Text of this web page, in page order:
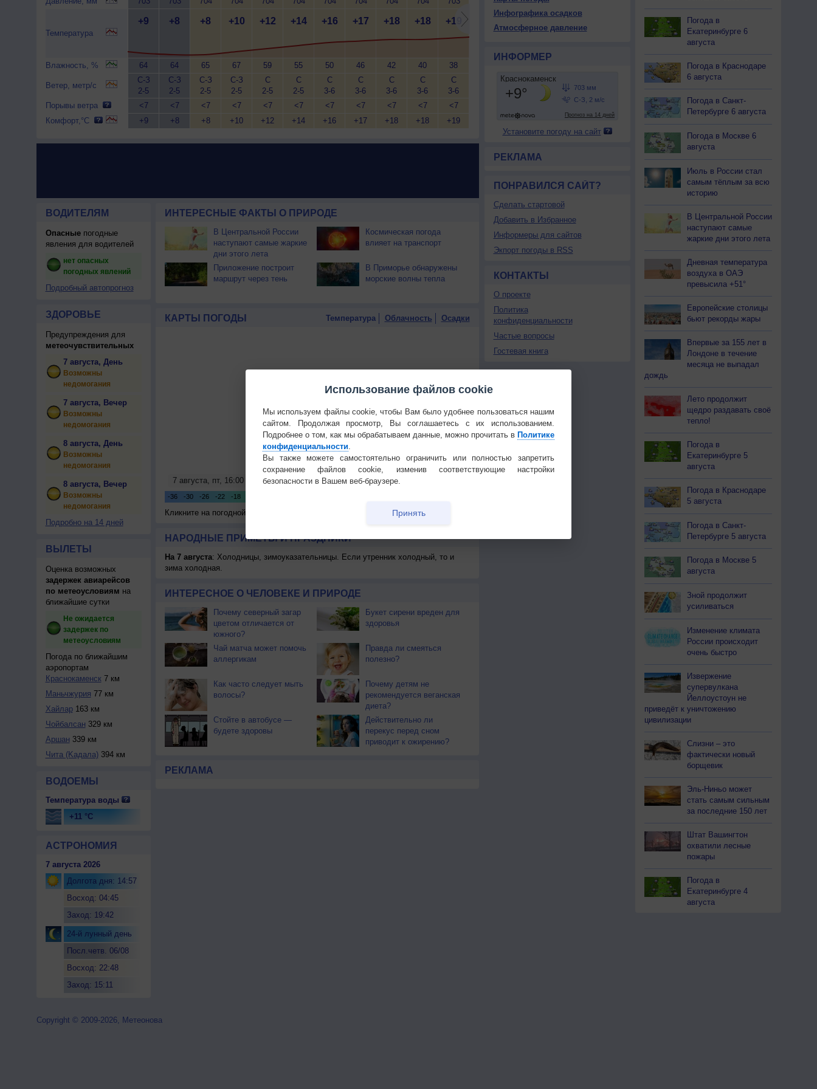
Температура
Влажность, %
Ветер, метр/с
Порывы ветра
Комфорт,°C
+9
64
С-З
2-5
<7
+9
+8
64
С-З
2-5
<7
+8
+8
65
С-З
2-5
<7
+8
+10
67
С-З
2-5
<7
+10
+12
59
С
2-5
<7
+12
+14
55
С
2-5
<7
+14
+16
50
С
3-6
<7
+16
+17
46
С
3-6
<7
+17
+18
42
С
3-6
<7
+18
+18
40
С
3-6
<7
+18
+19
38
С
3-6
<7
+19
+20
С
2-5
+20
С
2-5
1-3
+20
+19
+16
+14
55
Ю-В
<7
+14
+13
58
Ю-В
<7
60
<7
62
ВОДИТЕЛЯМ
Опасныепогодные
явления для водителей
нет опасных
погодных явлений
Подробный автопрогноз
ЗДОРОВЬЕ
Предупреждения для
метеочувствительных
7 августа, День
Возможны
недомогания
7 августа, Вечер
Возможны
недомогания
8 августа, День
Возможны
недомогания
8 августа, Вечер
Возможны
недомогания
Подробно на 14 дней
ВЫЛЕТЫ
Оценка возможных
задержек авиарейсов
по метеоусловиям на
ближайшие сутки
Не ожидается
задержек по
метеоусловиям
Погода по ближайшим
аэропортам
Краснокаменск7 км
Маньчжурия 77 км
Хайлар163 км
Чойбалсан 329 км
Аршан 339 км
Чита (Kадала)394 км
ВОДОЕМЫ
Температура воды
+11 °C
АСТРОНОМИЯ
7 августа 2026
Долгота дня: 14:57
Восход: 04:45
Заход: 19:42
24-й лунный день
Посл.четв. 06/08
Восход: 22:48
Заход: 15:11
ИНТЕРЕСНЫЕ ФАКТЫ О ПРИРОДЕ
В Центральной России
наступают самые жаркие
дни этого лета
Космическая погода
влияет на транспорт
Приложение построит
маршрут через тень
В Приморье обнаружены
морские волны тепла
КАРТЫ ПОГОДЫ Температура Облачность Осадки
Кликните на погодной карте для получения подробных данных
НАРОДНЫЕ ПРИМЕТЫ И ПРАЗДНИКИ
На 7 августа: Холодницы, зимоуказательницы. Если утренник холодный, то и
зима холодная.
ИНТЕРЕСНОЕ О ЧЕЛОВЕКЕ И ПРИРОДЕ
Почему северный загар
цветом отличается от
южного?
Букет сирени вреден для
здоровья
Чай матча может помочь
аллергикам
Правда ли смеяться
полезно?
Как часто следует мыть
волосы?
Почему детям не
рекомендуется веганская
диета?
Стойте в автобусе —
будете здоровы
Действительно ли
перекус перед сном
приводит к ожирению?
РЕКЛАМА
Инфографика осадков
Атмосферное давление
ИНФОРМЕР
Установите погоду на сайт
РЕКЛАМА
ПОНРАВИЛСЯ САЙТ?
Сделать стартовой
Добавить в Избранное
Информеры для сайтов
Экпорт погоды в RSS
КОНТАКТЫ
О проекте
Политика
конфиденциальности
Частые вопросы
Гостевая книга
Погода в
Екатеринбурге 6
августа
Погода в Краснодаре
6 августа
Погода в Санкт-
Петербурге 6 августа
Погода в Москве 6
августа
Июль в России стал
самым тёплым за всю
историю
В Центральной России
наступают самые
жаркие дни этого лета
Дневная температура
воздуха в ОАЭ
превысила +51°
Европейские столицы
бьют рекорды жары
Впервые за 155 лет в
Лондоне в течение
месяца не выпадал
дождь
Лето продолжит
щедро раздавать своё
тепло!
Погода в
Екатеринбурге 5
августа
Погода в Краснодаре
5 августа
Погода в Санкт-
Петербурге 5 августа
Погода в Москве 5
августа
Зной продолжит
усиливаться
Изменение климата
России происходит
очень быстро
Извержение
супервулкана
Йеллоустоун не
приведёт к уничтожению
цивилизации
Слизни – это
фактически новый
борщевик
Эль-Ниньо может
стать самым сильным
за последние 150 лет
Штат Вашингтон
охватили лесные
пожары
Погода в
Екатеринбурге 4
августа
Copyright © 2009-2026, Метеонова
Использование файлов cookie
Мы используем файлы cookie, чтобы Вам было удобнее пользоваться нашим
сайтом. Продолжая просмотр, Вы соглашаетесь с их использованием.
Подробнее о том, как мы обрабатываем данные, можно прочитать в Политике
конфиденциальности
Вы также можете самостоятельно ограничить или полностью запретить
сохранение файлов cookie, изменив соответствующие настройки
безопасности в Вашем веб-браузере.
Принять